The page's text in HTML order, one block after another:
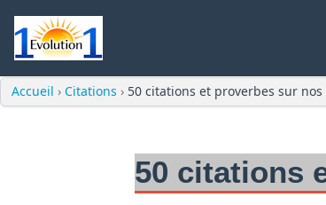
Accueil › Citations › 50 citations et proverbes sur nos
50 citations